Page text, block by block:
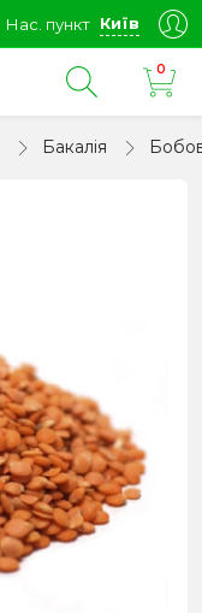
Нас. пункт Київ
0
Бакалія